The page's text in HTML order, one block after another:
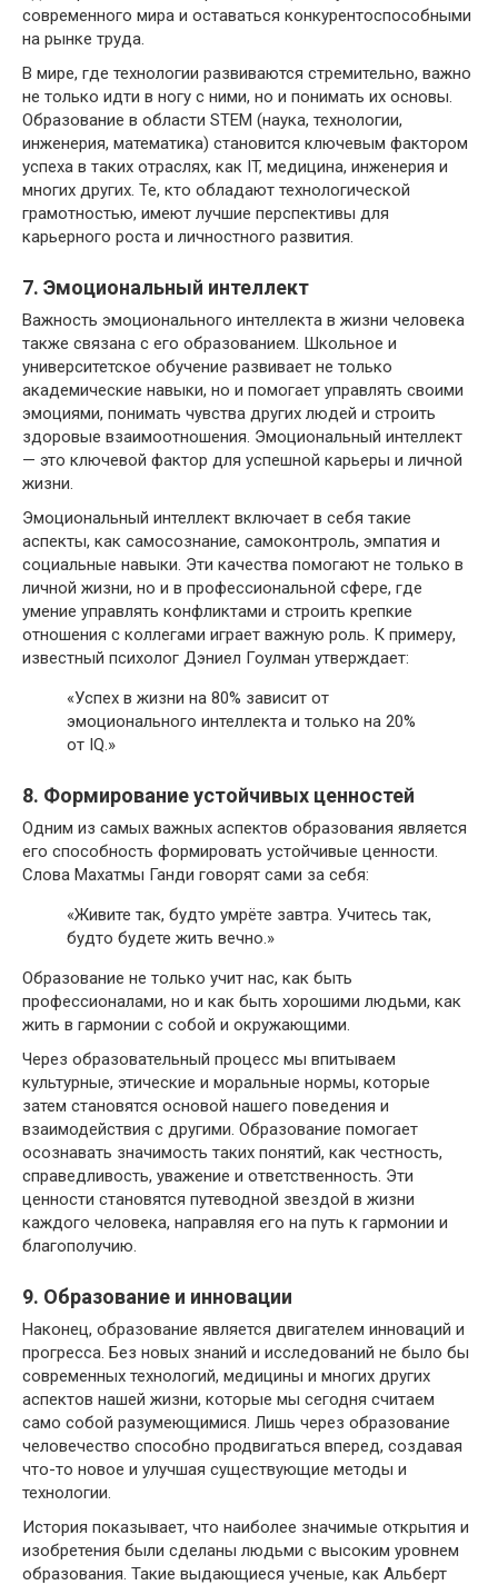
современного мира и оставаться конкурентоспособными
на рынке труда.
В мире, где технологии развиваются стремительно, важно
не только идти в ногу с ними, но и понимать их основы.
Образование в области STEM (наука, технологии,
инженерия, математика) становится ключевым фактором
успеха в таких отраслях, как IT, медицина, инженерия и
многих других. Те, кто обладают технологической
грамотностью, имеют лучшие перспективы для
карьерного роста и личностного развития.
7. Эмоциональный интеллект
Важность эмоционального интеллекта в жизни человека
также связана с его образованием. Школьное и
университетское обучение развивает не только
академические навыки, но и помогает управлять своими
эмоциями, понимать чувства других людей и строить
здоровые взаимоотношения. Эмоциональный интеллект
— это ключевой фактор для успешной карьеры и личной
жизни.
Эмоциональный интеллект включает в себя такие
аспекты, как самосознание, самоконтроль, эмпатия и
социальные навыки. Эти качества помогают не только в
личной жизни, но и в профессиональной сфере, где
умение управлять конфликтами и строить крепкие
отношения с коллегами играет важную роль. К примеру,
известный психолог Дэниел Гоулман утверждает:
«Успех в жизни на 80% зависит от
эмоционального интеллекта и только на 20%
от IQ.»
8. Формирование устойчивых ценностей
Одним из самых важных аспектов образования является
его способность формировать устойчивые ценности.
Слова Махатмы Ганди говорят сами за себя:
«Живите так, будто умрёте завтра. Учитесь так,
будто будете жить вечно.»
Образование не только учит нас, как быть
профессионалами, но и как быть хорошими людьми, как
жить в гармонии с собой и окружающими.
Через образовательный процесс мы впитываем
культурные, этические и моральные нормы, которые
затем становятся основой нашего поведения и
взаимодействия с другими. Образование помогает
осознавать значимость таких понятий, как честность,
справедливость, уважение и ответственность. Эти
ценности становятся путеводной звездой в жизни
каждого человека, направляя его на путь к гармонии и
благополучию.
9. Образование и инновации
Наконец, образование является двигателем инноваций и
прогресса. Без новых знаний и исследований не было бы
современных технологий, медицины и многих других
аспектов нашей жизни, которые мы сегодня считаем
само собой разумеющимися. Лишь через образование
человечество способно продвигаться вперед, создавая
что-то новое и улучшая существующие методы и
технологии.
История показывает, что наиболее значимые открытия и
изобретения были сделаны людьми с высоким уровнем
образования. Такие выдающиеся ученые, как Альберт